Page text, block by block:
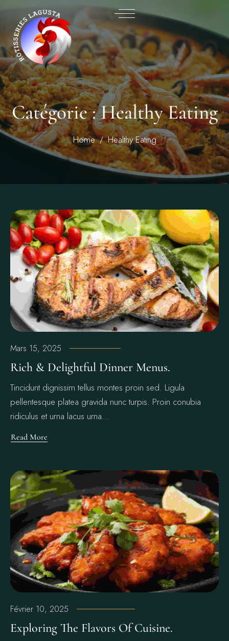
Catégorie :Healthy Eating
Home Healthy Eating
Mars 15, 2025
Rich & Delightful Dinner Menus.
Tincidunt dignissim tellus montes proin sed. Ligula
pellentesque platea gravida nunc turpis. Proin conubia
ridiculus et urna lacus urna...
Read More
Février 10, 2025
Exploring The Flavors Of Cuisine.